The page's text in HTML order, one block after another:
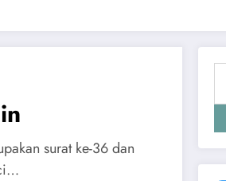
surat ke-36 dan